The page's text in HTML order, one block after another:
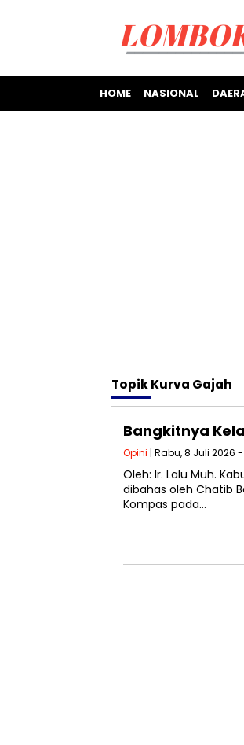
HOME NASIONAL
TopikKurva Gajah
Bangkitnya
Opini | Rabu, 8 Juli 2026 -
Oleh: Ir. Lalu Muh.
dibahas oleh Chatib
Kompas pada…